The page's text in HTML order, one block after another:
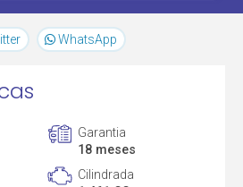
WhatsApp
Garantia
18 meses
Cilindrada